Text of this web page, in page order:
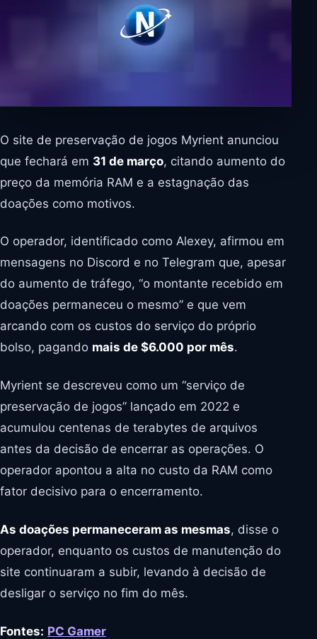
O site de preservação de jogos Myrient anunciou
que fechará em 31 de março, citando aumento do
preço da memória RAM e a estagnação das
doações como motivos.
O operador, identificado como Alexey, afirmou em
mensagens no Discord e no Telegram que, apesar
do aumento de tráfego, “o montante recebido em
doações permaneceu o mesmo” e que vem
arcando com os custos do serviço do próprio
bolso, pagando mais de $6.000 por mês.
Myrient se descreveu como um “serviço de
preservação de jogos” lançado em 2022 e
acumulou centenas de terabytes de arquivos
antes da decisão de encerrar as operações. O
operador apontou a alta no custo da RAM como
fator decisivo para o encerramento.
As doações permaneceram as mesmas, disse o
operador, enquanto os custos de manutenção do
site continuaram a subir, levando à decisão de
desligar o serviço no fim do mês.
Fontes: PC Gamer